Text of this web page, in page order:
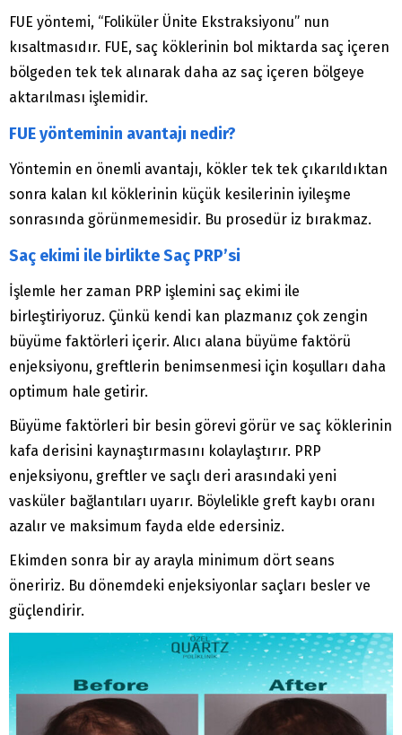
FUE yöntemi, “Foliküler Ünite Ekstraksiyonu” nun
kısaltmasıdır. FUE, saç köklerinin bol miktarda saç içeren
bölgeden tek tek alınarak daha az saç içeren bölgeye
aktarılması işlemidir.
FUE yönteminin avantajı nedir?
Yöntemin en önemli avantajı, kökler tek tek çıkarıldıktan
sonra kalan kıl köklerinin küçük kesilerinin iyileşme
sonrasında görünmemesidir. Bu prosedür iz bırakmaz.
Saç ekimi ile birlikte Saç PRP’si
İşlemle her zaman PRP işlemini saç ekimi ile
birleştiriyoruz. Çünkü kendi kan plazmanız çok zengin
büyüme faktörleri içerir. Alıcı alana büyüme faktörü
enjeksiyonu, greftlerin benimsenmesi için koşulları daha
optimum hale getirir.
Büyüme faktörleri bir besin görevi görür ve saç köklerinin
kafa derisini kaynaştırmasını kolaylaştırır. PRP
enjeksiyonu, greftler ve saçlı deri arasındaki yeni
vasküler bağlantıları uyarır. Böylelikle greft kaybı oranı
azalır ve maksimum fayda elde edersiniz.
Ekimden sonra bir ay arayla minimum dört seans
öneririz. Bu dönemdeki enjeksiyonlar saçları besler ve
güçlendirir.